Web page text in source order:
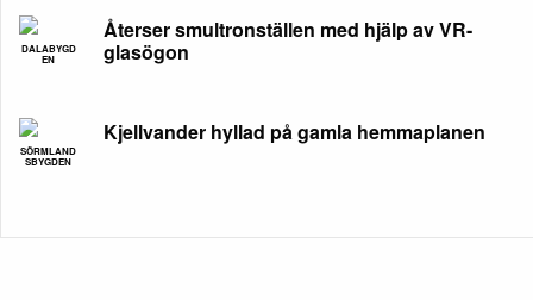
DALABYGD
EN
Återser smultronställen med hjälp av VR-
glasögon
SÖRMLAND
SBYGDEN
Kjellvander hyllad på gamla hemmaplanen